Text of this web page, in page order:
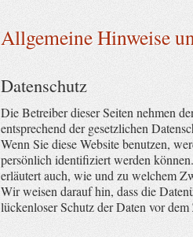
Allgemeine Hinweise
Datenschutz
Die Betreiber dieser Seiten nehmen
entsprechend der gesetzlichen
Wenn Sie diese Website benutzen,
persönlich identifiziert werden
erläutert auch, wie und zu welchem
Wir weisen darauf hin, dass die
lückenloser Schutz der Daten vor